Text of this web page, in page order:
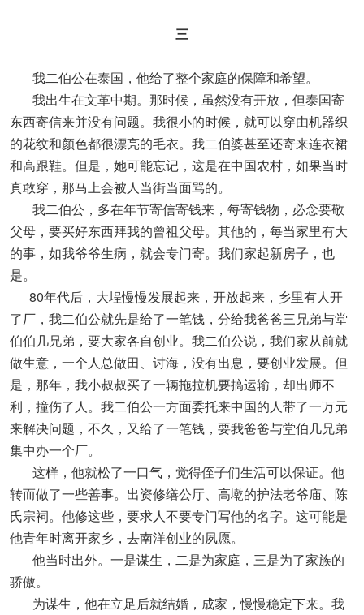
三
我二伯公在泰国，他给了整个家庭的保障和希望。
我出生在文革中期。那时候，虽然没有开放，但泰国寄
东西寄信来并没有问题。我很小的时候，就可以穿由机器织
的花纹和颜色都很漂亮的毛衣。我二伯婆甚至还寄来连衣裙
和高跟鞋。但是，她可能忘记，这是在中国农村，如果当时
真敢穿，那马上会被人当街当面骂的。
我二伯公，多在年节寄信寄钱来，每寄钱物，必念要敬
父母，要买好东西拜我的曾祖父母。其他的，每当家里有大
的事，如我爷爷生病，就会专门寄。我们家起新房子，也
是。
80年代后，大埕慢慢发展起来，开放起来，乡里有人开
了厂，我二伯公就先是给了一笔钱，分给我爸爸三兄弟与堂
伯伯几兄弟，要大家各自创业。我二伯公说，我们家从前就
做生意，一个人总做田、讨海，没有出息，要创业发展。但
是，那年，我小叔叔买了一辆拖拉机要搞运输，却出师不
利，撞伤了人。我二伯公一方面委托来中国的人带了一万元
来解决问题，不久，又给了一笔钱，要我爸爸与堂伯几兄弟
集中办一个厂。
这样，他就松了一口气，觉得侄子们生活可以保证。他
转而做了一些善事。出资修缮公厅、高墘的护法老爷庙、陈
氏宗祠。他修这些，要求人不要专门写他的名字。这可能是
他青年时离开家乡，去南洋创业的夙愿。
他当时出外。一是谋生，二是为家庭，三是为了家族的
骄傲。
为谋生，他在立足后就结婚，成家，慢慢稳定下来。我